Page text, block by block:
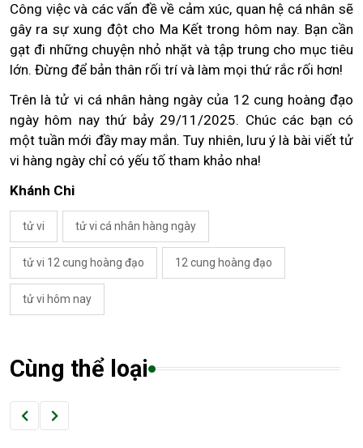
Công việc và các vấn đề về cảm xúc, quan hệ cá nhân sẽ
gây ra sự xung đột cho Ma Kết trong hôm nay. Bạn cần
gạt đi những chuyện nhỏ nhặt và tập trung cho mục tiêu
lớn. Đừng để bản thân rối trí và làm mọi thứ rắc rối hơn!
Trên là tử vi cá nhân hàng ngày của 12 cung hoàng đạo
ngày hôm nay thứ bảy 29/11/2025. Chúc các bạn có
một tuần mới đầy may mắn. Tuy nhiên, lưu ý là bài viết tử
vi hàng ngày chỉ có yếu tố tham khảo nha!
Khánh Chi
tử vi tử vi cá nhân hàng ngày
tử vi 12 cung hoàng đạo 12 cung hoàng đạo
tử vi hôm nay
Cùng thể loại